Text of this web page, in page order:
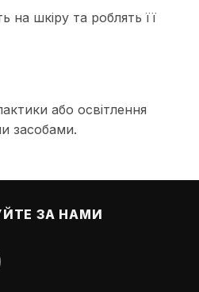
на шкіру та роблять її
або освітлення
засобами.
ЗА НАМИ